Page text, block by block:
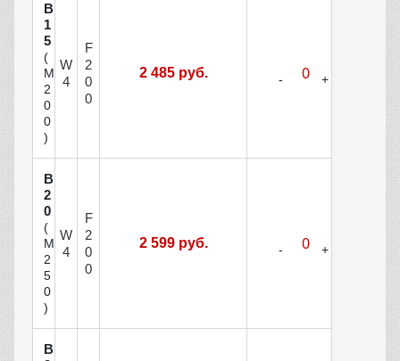
В
1
5
(
М
2
0
0
)
W
4
F
2
0
0
2 485 руб.
В
2
0
(
М
2
5
0
)
W
4
F
2
0
0
2 599 руб.
В